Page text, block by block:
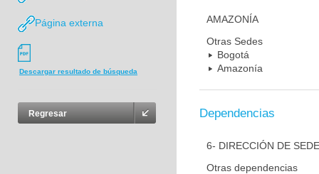
Página externa
Descargar resultado de búsqueda
Regresar
AMAZONÍA
Otras Sedes
Bogotá
Amazonía
Dependencias
6- DIRECCIÓN DE
Otras dependencias